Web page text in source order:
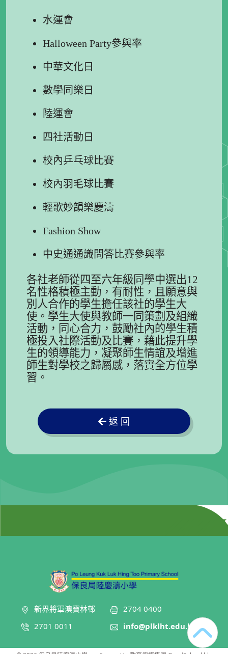
水運會
Halloween Party參與率
中華文化日
數學同樂日
陸運會
四社活動日
校內乒乓球比賽
校內羽毛球比賽
輕歌妙韻樂慶濤
Fashion Show
中史通通識問答比賽參與率
各社老師從四至六年級同學中選出12
名性格積極主動，有耐性，且願意與
別人合作的學生擔任該社的學生大
使。學生大使與教師一同策劃及組織
活動，同心合力，鼓勵社內的學生積
極投入社際活動及比賽，藉此提升學
生的領導能力，凝聚師生情誼及增進
師生對學校之歸屬感，落實全方位學
習。
返 回
新界將軍澳寶林邨
2701 0011
2704 0400
info@plklht.edu.hk